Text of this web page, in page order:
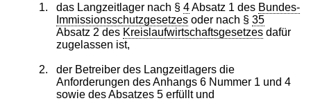
1. das Langzeitlager nach §4Absatz 1 des Bundes-
Immissionsschutzgesetzes oder nach §35
Absatz 2 des Kreislaufwirtschaftsgesetzes dafür
zugelassen ist,
2.
der Betreiber des Langzeitlagers die
Anforderungen des Anhangs 6 Nummer 1 und 4
sowie des Absatzes 5 erfüllt und